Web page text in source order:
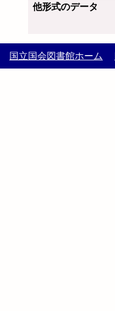
他形式のデータ
国立国会図書館ホーム